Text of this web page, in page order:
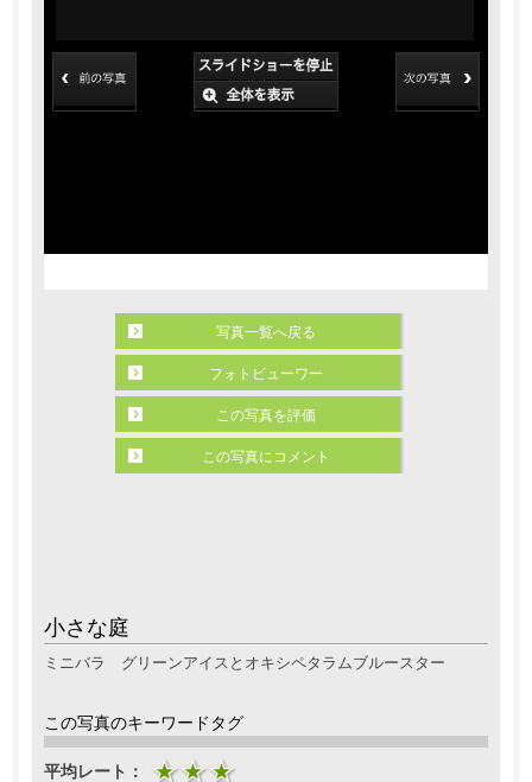
小さな庭
ミニバラ グリーンアイスとオキシペタラムブルースター
この写真のキーワードタグ
平均レート：
写真一覧へ戻る
フォトビューワー
この写真を評価
この写真にコメント